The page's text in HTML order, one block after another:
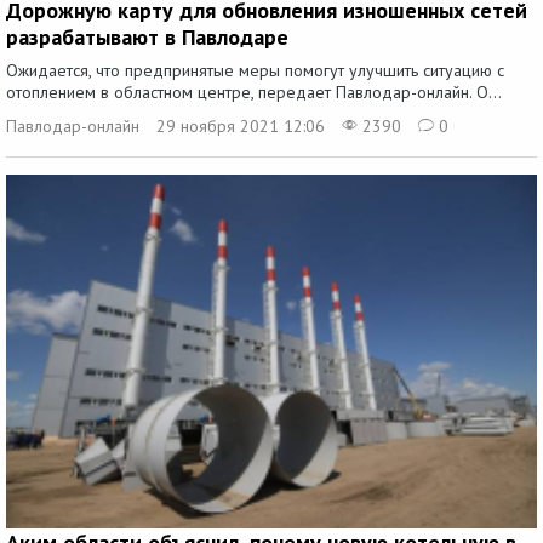
Дорожную карту для обновления изношенных сетей
разрабатывают в Павлодаре
Ожидается, что предпринятые меры помогут улучшить ситуацию с
отоплением в областном центре, передает Павлодар-онлайн. О...
Павлодар-онлайн
29 ноября 2021 12:06 2390 0